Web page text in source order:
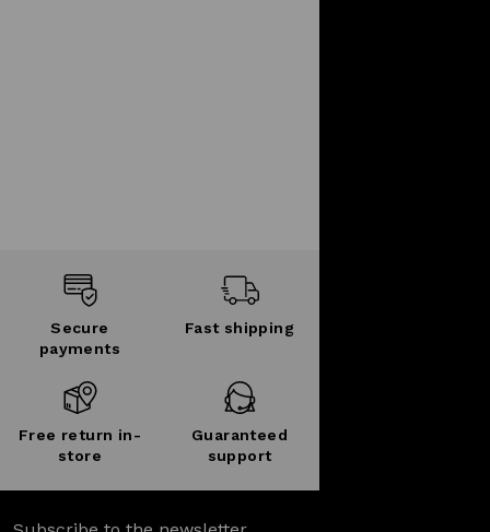
Secure
payments
Fast shipping
Free return in-
store
Guaranteed
support